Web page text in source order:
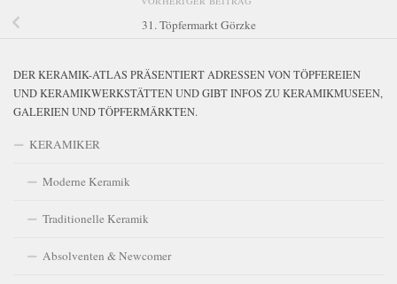
31. Töpfermarkt Görzke
DER KERAMIK-ATLAS PRÄSENTIERT ADRESSEN VON TÖPFEREIEN
UND KERAMIKWERKSTÄTTEN UND GIBT INFOS ZU KERAMIKMUSEEN,
GALERIEN UND TÖPFERMÄRKTEN.
KERAMIKER
Moderne Keramik
Traditionelle Keramik
Absolventen & Newcomer